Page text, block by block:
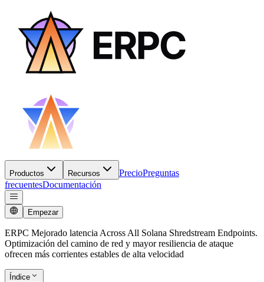
Productos Recursos PrecioPreguntas
frecuentesDocumentación
Empezar
ERPC Mejorado latencia Across All Solana Shredstream Endpoints.
Optimización del camino de red y mayor resiliencia de ataque
ofrecen más corrientes estables de alta velocidad
Índice